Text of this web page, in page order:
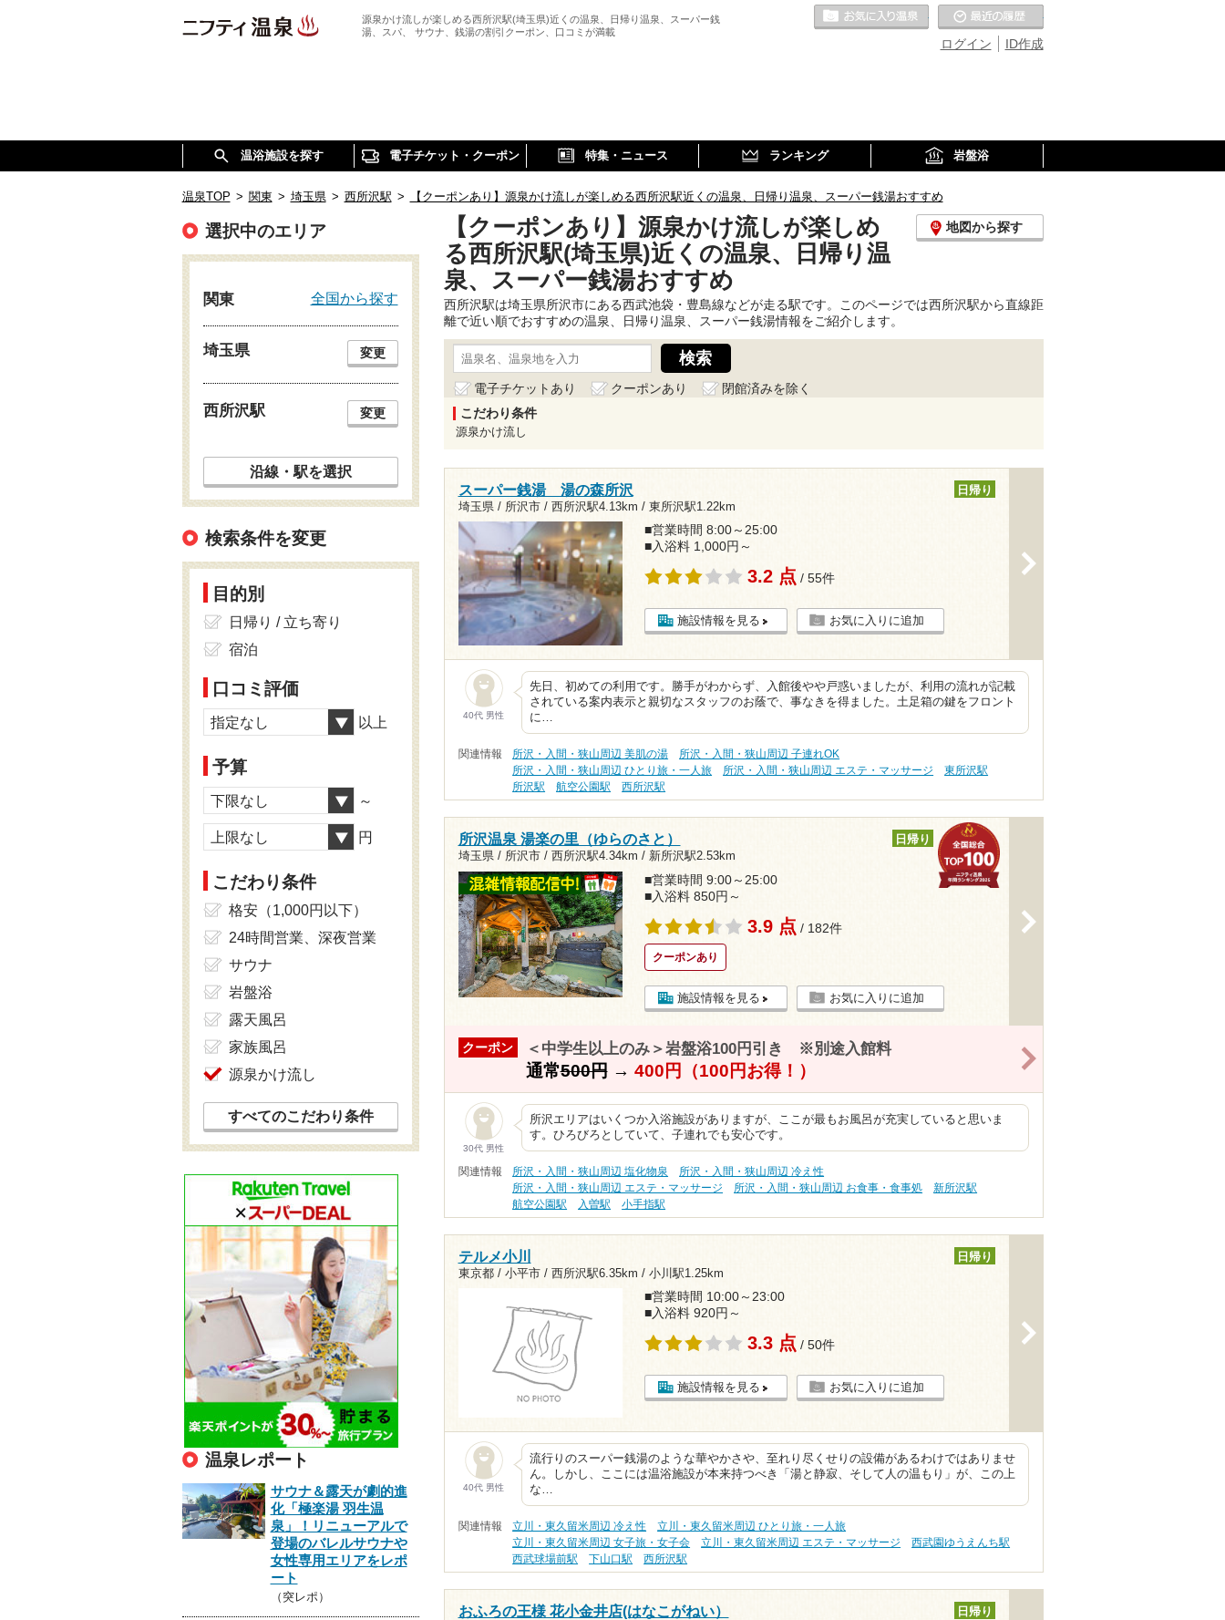
源泉かけ流しが楽しめる西所沢駅(埼玉県)近くの温泉、日帰り温泉、スーパー銭
湯、スパ、 サウナ、銭湯の割引クーポン、口コミが満載
ID作成
ログイン
お気に入りの温泉
温浴施設を探す 電子チケット・クーポン 特集・ニュース ランキング 岩盤浴
温泉TOP > 関東 > 埼玉県 > 西所沢駅 > 【クーポンあり】源泉かけ流しが楽しめる西所沢駅近くの温泉、日帰り温泉、スーパー銭湯おすすめ
【クーポンあり】源泉かけ流しが楽しめ
る西所沢駅(埼玉県)近くの温泉、日帰り温
泉、スーパー銭湯おすすめ
地図から探す
西所沢駅は埼玉県所沢市にある西武池袋・豊島線などが走る駅です。このページでは西所沢駅から直線距
離で近い順でおすすめの温泉、日帰り温泉、スーパー銭湯情報をご紹介します。
電子チケットあり クーポンあり
閉館済みを除く
こだわり条件
源泉かけ流し
スーパー銭湯 湯の森所沢
埼玉県 / 所沢市 / 西所沢駅4.13km / 東所沢駅1.22km
日帰り
■営業時間 8:00～25:00
■入浴料 1,000円～
3.2 点 / 55件
施設情報を見る お気に入りに追加
40代 男性
先日、初めての利用です。勝手がわからず、入館後やや戸惑いましたが、利用の流れが記載
されている案内表示と親切なスタッフのお蔭で、事なきを得ました。土足箱の鍵をフロント
に…
関連情報 所沢・入間・狭山周辺 美肌の湯
所沢・入間・狭山周辺 子連れOK
所沢・入間・狭山周辺 ひとり旅・一人旅
所沢・入間・狭山周辺 エステ・マッサージ
東所沢駅
所沢駅
航空公園駅 西所沢駅
所沢温泉 湯楽の里（ゆらのさと）
埼玉県 / 所沢市 / 西所沢駅4.34km / 新所沢駅2.53km
日帰り
■営業時間 9:00～25:00
■入浴料 850円～
3.9 点 / 182件
クーポンあり
施設情報を見る お気に入りに追加
クーポン ＜中学生以上のみ＞岩盤浴100円引き ※別途入館料
通常500円→ 400円（100円お得！）
>
30代 男性
所沢エリアはいくつか入浴施設がありますが、ここが最もお風呂が充実していると思いま
す。ひろびろとしていて、子連れでも安心です。
関連情報 所沢・入間・狭山周辺 塩化物泉
所沢・入間・狭山周辺 冷え性
所沢・入間・狭山周辺 エステ・マッサージ
所沢・入間・狭山周辺 お食事・食事処
新所沢駅
航空公園駅
入曽駅 小手指駅
テルメ小川
東京都 / 小平市 / 西所沢駅6.35km / 小川駅1.25km
日帰り
■営業時間 10:00～23:00
■入浴料 920円～
3.3 点 / 50件
施設情報を見る お気に入りに追加
40代 男性
流行りのスーパー銭湯のような華やかさや、至れり尽くせりの設備があるわけではありませ
ん。しかし、ここには温浴施設が本来持つべき「湯と静寂、そして人の温もり」が、この上
な…
関連情報 立川・東久留米周辺 冷え性
立川・東久留米周辺 ひとり旅・一人旅
立川・東久留米周辺 女子旅・女子会
立川・東久留米周辺 エステ・マッサージ
西武園ゆうえんち駅
西武球場前駅
下山口駅 西所沢駅
おふろの王様 花小金井店(はなこがねい） 日帰り
選択中のエリア
関東 全国から探す
埼玉県 変更
西所沢駅 変更
沿線・駅を選択
検索条件を変更
目的別
日帰り / 立ち寄り
宿泊
口コミ評価
指定なし 以上
予算
下限なし ～
上限なし 円
こだわり条件
格安（1,000円以下）
24時間営業、深夜営業
サウナ
岩盤浴
露天風呂
家族風呂
源泉かけ流し
すべてのこだわり条件
温泉レポート
サウナ＆露天が劇的進
化「極楽湯 羽生温
泉」！リニューアルで
登場のバレルサウナや
女性専用エリアをレポ
ート
（突レポ）